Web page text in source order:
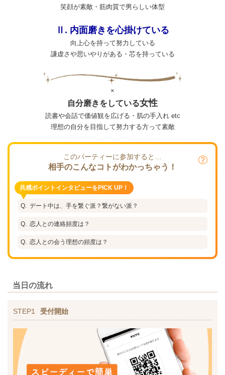
笑顔が素敵・筋肉質で男らしい体型
Ⅱ. 内面磨きを心掛けている
向上心を持って努力している
謙虚さや思いやりがある・芯を持っている
×
自分磨きをしている女性
読書や会話で価値観を広げる・肌の手入れ etc
理想の自分を目指して努力する方って素敵
このパーティーに参加すると…
相手のこんなコトがわかっちゃう！
共感ポイントインタビューをPICK UP！
デート中は、手を繋ぐ派？繋がない派？
恋人との連絡頻度は？
恋人との会う理想の頻度は？
当日の流れ
STEP1 受付開始